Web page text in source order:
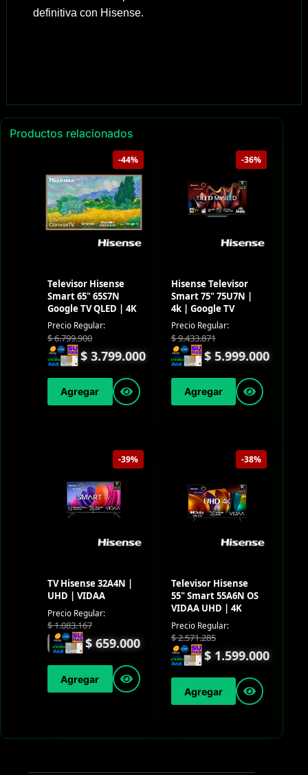
definitiva con Hisense.
Productos relacionados
-44%
Televisor Hisense
Smart 65" 65S7N
Google TV QLED | 4K
Precio Regular:
$6.799.900
$3.799.000
Agregar
-36%
Hisense Televisor
Smart 75" 75U7N |
4k | Google TV
Precio Regular:
$9.433.871
$5.999.000
Agregar
-39%
TV Hisense 32A4N |
UHD | VIDAA
Precio Regular:
$1.083.167
$ 659.000
Agregar
-38%
Televisor Hisense
55" Smart 55A6N OS
VIDAA UHD | 4K
Precio Regular:
$2.571.285
$1.599.000
Agregar